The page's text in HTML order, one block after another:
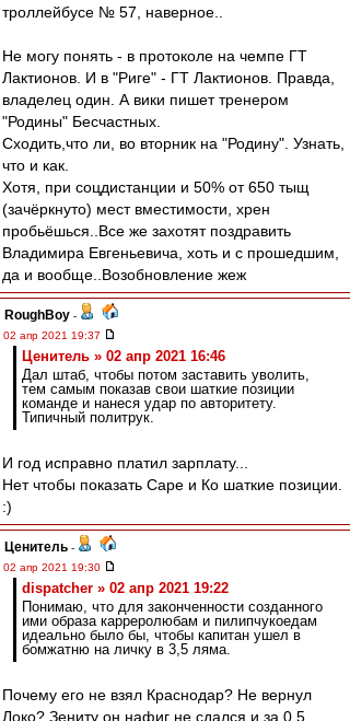
троллейбусе № 57, наверное..
Не могу понять - в протоколе на чемпе ГТ
Лактионов. И в "Риге" - ГТ Лактионов. Правда,
владелец один. А вики пишет тренером
"Родины" Бесчастных.
Сходить,что ли, во вторник на "Родину". Узнать,
что и как.
Хотя, при соцдистанции и 50% от 650 тыщ
(зачёркнуто) мест вместимости, хрен
пробьёшься..Все же захотят поздравить
Владимира Евгеньевича, хоть и с прошедшим,
да и вообще..Возобновление жеж
RoughBoy -
02 апр 2021 19:37
Ценитель » 02 апр 2021 16:46
Дал штаб, чтобы потом заставить уволить,
тем самым показав свои шаткие позиции
команде и нанеся удар по авторитету.
Типичный политрук.
И год исправно платил зарплату...
Нет чтобы показать Саре и Ко шаткие позиции.
:)
Ценитель -
02 апр 2021 19:30
dispatcher » 02 апр 2021 19:22
Понимаю, что для законченности созданного
ими образа карреролюбам и пилипчукоедам
идеально было бы, чтобы капитан ушел в
бомжатню на личку в 3,5 ляма.
Почему его не взял Краснодар? Не вернул
Локо? Зениту он нафиг не сдался и за 0,5